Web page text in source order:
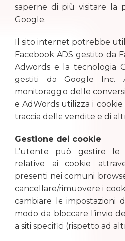
saperne di più visitare la
Google.
Il sito internet potrebbe
Facebook ADS gestito da
Adwords e la tecnologia
gestiti da Google Inc.
monitoraggio delle
e AdWords utilizza i
traccia delle vendite e di
Gestione dei cookie
L’utente può gestire le
relative ai cookie
presenti nei comuni
cancellare/rimuovere i
cambiare le impostazioni
modo da bloccare l’invio
a siti specifici (rispetto ad